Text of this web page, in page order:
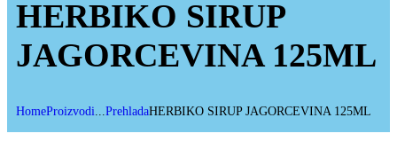
HERBIKO SIRUP
JAGORCEVINA 125ML
HomeProizvodi PrehladaHERBIKO SIRUP JAGORCEVINA 125ML